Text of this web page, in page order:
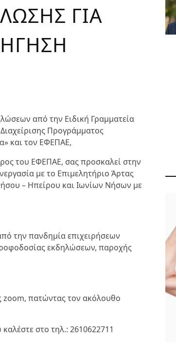
ΓΙΑ
από την Ειδική Γραμματεία
Προγράμματος
και τον ΕΦΕΠΑΕ,
του ΕΦΕΠΑΕ, σας προσκαλεί στην
με το Επιμελητήριο Άρτας
– Ηπείρου και Ιωνίων Νήσων με
την πανδημία επιχειρήσεων
εκδηλώσεων, παροχής
πατώντας τον ακόλουθο
στο τηλ.: 2610622711
ΟΛΑ ΟΣΑ ΠΡΕΠΕΙ ΝΑ